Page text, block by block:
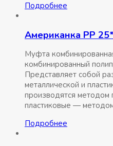
Подробнее
Американка РР
Муфта
комбинированный
Представляет собой
металлической и
производятся методом
пластиковые —
Подробнее